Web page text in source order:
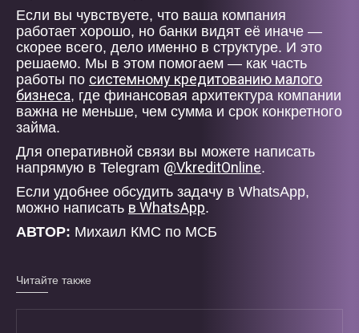
Если вы чувствуете, что ваша компания
работает хорошо, но банки видят её иначе —
скорее всего, дело именно в структуре. И это
решаемо. Мы в этом помогаем — как часть
работы по системному кредитованию малого
бизнеса, где финансовая архитектура компании
важна не меньше, чем сумма и срок конкретного
займа.
Для оперативной связи вы можете написать
напрямую в Telegram @VkreditOnline.
Если удобнее обсудить задачу в WhatsApp,
можно написать в WhatsApp.
АВТОР: Михаил КМС по МСБ
Читайте также